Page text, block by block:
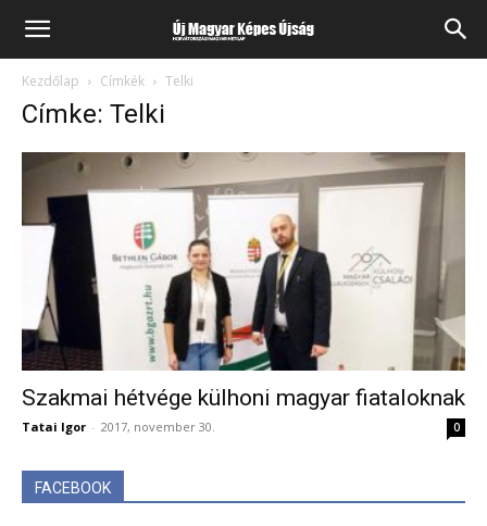
Kezdőlap Címkék Telki
Címke: Telki
Szakmai hétvége külhoni magyar fiataloknak
Tatai Igor - 2017, november 30. 0
FACEBOOK